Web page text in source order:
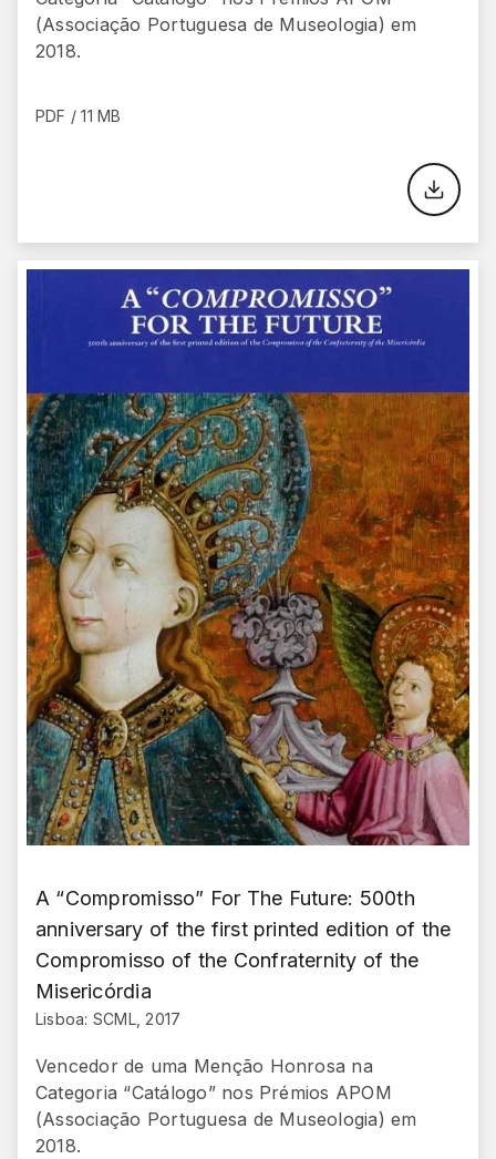
(Associação Portuguesa de Museologia) em
2018.
PDF / 11 MB
A “Compromisso” For The Future: 500th
anniversary of the first printed edition of the
Compromisso of the Confraternity of the
Misericórdia
Lisboa: SCML, 2017
Vencedor de uma Menção Honrosa na
Categoria “Catálogo” nos Prémios APOM
(Associação Portuguesa de Museologia) em
2018.